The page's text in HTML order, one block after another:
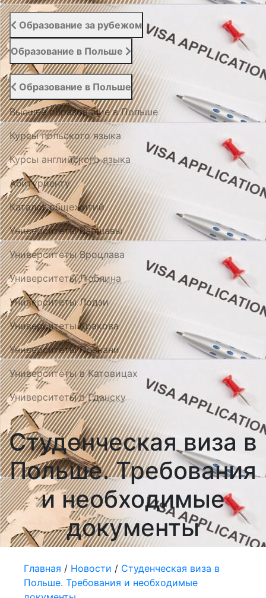
Образование за рубежом
Образование в Польше
Образование в Польше
Высшее образование в Польше
Курсы польского языка
Курсы английского языка
Абитуриенту
Каталог общежитий
Университеты Варшавы
Университеты Вроцлава
Университеты Люблина
Университеты Лодзи
Университеты Кракова
Университеты Познани
Университеты в Катовицах
Университеты в Гданску
Студенческая виза в
Польше. Требования
и необходимые
документы
Главная / Новости / Студенческая виза в
Польше. Требования и необходимые